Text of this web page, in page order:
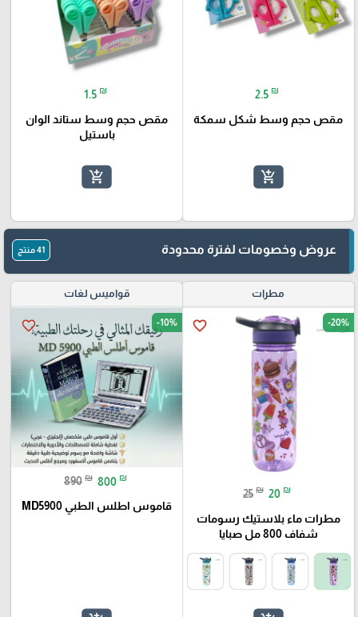
2.5 ₪
مقص حجم وسط شكل سمكة
add_shopping_cart
1.5 ₪
مقص حجم وسط ستاند الوان
باستيل
add_shopping_cart
عروض وخصومات لفترة محدودة 41 منتج
مطرات
favorite_border -20%
25 ₪ 20 ₪
مطرات ماء بلاستيك رسومات
شفاف 800 مل صبايا
قواميس لغات
favorite_border -10%
890 ₪ 800 ₪
قاموس اطلس الطبي MD5900